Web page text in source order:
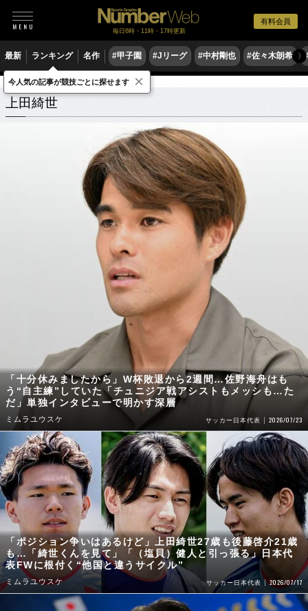
有料会員
毎日6時・11時・17時更新
最新 ランキング 名作 #甲子園 #Jリーグ #中村剛也 #佐々木朗希 〉
上田綺世 関連記事
上田綺世
「十分休みましたから」W杯敗退から2週間…佐野海舟はも
う“自主練”していた「チュニジア戦アシストもメッシも…た
だ」単独インタビューで明かす深層
ミムラユウスケ サッカー日本代表 2026/07/23
「ポジション争いはあるけど」上田綺世27歳も後藤啓介21歳
も…「綺世くんを見て」「（塩貝）健人と引っ張る」日本代
表FWに根付く“他国と違うサイクル”
ミムラユウスケ サッカー日本代表 2026/07/17
今人気の記事が競技ごとに探せます ×